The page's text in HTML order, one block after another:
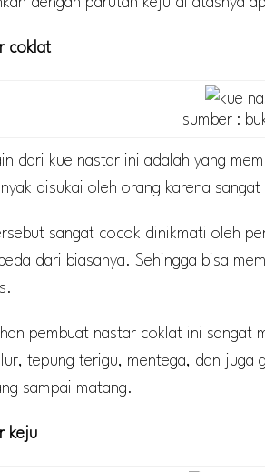
coklat
sumber :
dari kue nastar ini adalah yang
disukai oleh orang karena
sangat cocok dinikmati oleh
dari biasanya. Sehingga bisa
pembuat nastar coklat ini sangat
tepung terigu, mentega, dan juga
sampai matang.
keju